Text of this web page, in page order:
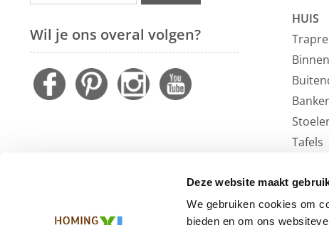
Deze website maakt
We gebruiken cookies om
bieden en om ons
Wil je ons overal volgen?
HUIS
Tafels
Outlet